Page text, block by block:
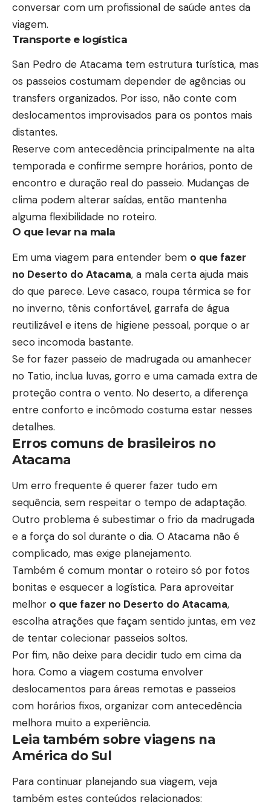
conversar com um profissional de saúde antes da
viagem.
Transporte e logística
San Pedro de Atacama tem estrutura turística, mas
os passeios costumam depender de agências ou
transfers organizados. Por isso, não conte com
deslocamentos improvisados para os pontos mais
distantes.
Reserve com antecedência principalmente na alta
temporada e confirme sempre horários, ponto de
encontro e duração real do passeio. Mudanças de
clima podem alterar saídas, então mantenha
alguma flexibilidade no roteiro.
O que levar na mala
Em uma viagem para entender bem o que fazer
no Deserto do Atacama, a mala certa ajuda mais
do que parece. Leve casaco, roupa térmica se for
no inverno, tênis confortável, garrafa de água
reutilizável e itens de higiene pessoal, porque o ar
seco incomoda bastante.
Se for fazer passeio de madrugada ou amanhecer
no Tatio, inclua luvas, gorro e uma camada extra de
proteção contra o vento. No deserto, a diferença
entre conforto e incômodo costuma estar nesses
detalhes.
Erros comuns de brasileiros no
Atacama
Um erro frequente é querer fazer tudo em
sequência, sem respeitar o tempo de adaptação.
Outro problema é subestimar o frio da madrugada
e a força do sol durante o dia. O Atacama não é
complicado, mas exige planejamento.
Também é comum montar o roteiro só por fotos
bonitas e esquecer a logística. Para aproveitar
melhor o que fazer no Deserto do Atacama,
escolha atrações que façam sentido juntas, em vez
de tentar colecionar passeios soltos.
Por fim, não deixe para decidir tudo em cima da
hora. Como a viagem costuma envolver
deslocamentos para áreas remotas e passeios
com horários fixos, organizar com antecedência
melhora muito a experiência.
Leia também sobre viagens na
América do Sul
Para continuar planejando sua viagem, veja
também estes conteúdos relacionados: